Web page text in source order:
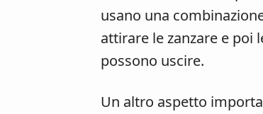
usano una
attirare le zanzare e poi
possono uscire.
Un altro aspetto